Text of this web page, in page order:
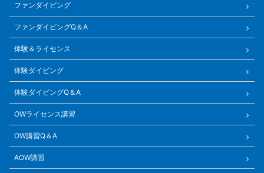
ファンダイビング
ファンダイビングQ＆A
体験＆ライセンス
体験ダイビング
体験ダイビングQ＆A
OWライセンス講習
OW講習Q＆A
AOW講習